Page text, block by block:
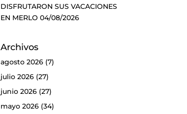
DISFRUTARON SUS VACACIONES
EN MERLO 04/08/2026
Archivos
agosto 2026(7)
julio 2026(27)
junio 2026(27)
mayo 2026(34)